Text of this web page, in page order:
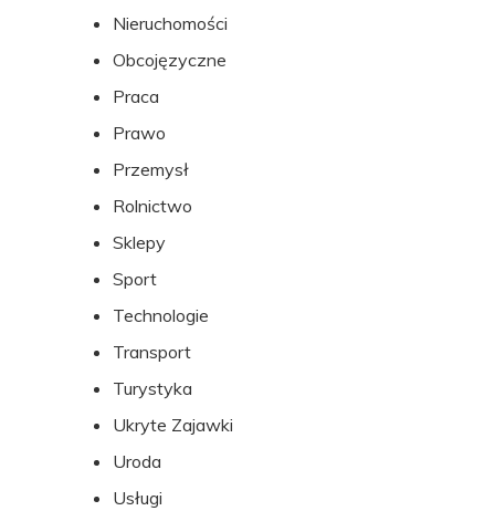
Nieruchomości
Obcojęzyczne
Praca
Prawo
Przemysł
Rolnictwo
Sklepy
Sport
Technologie
Transport
Turystyka
Ukryte Zajawki
Uroda
Usługi